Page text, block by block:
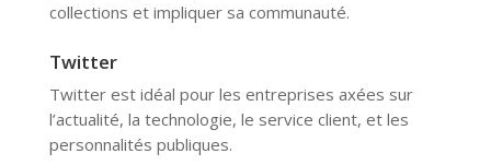
collections et impliquer sa communauté.
Twitter
Twitter est idéal pour les entreprises axées sur
l’actualité, la technologie, le service client, et les
personnalités publiques.